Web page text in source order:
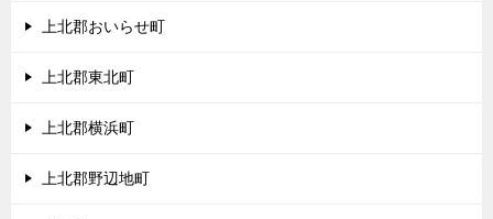
上北郡おいらせ町
上北郡東北町
上北郡横浜町
上北郡野辺地町